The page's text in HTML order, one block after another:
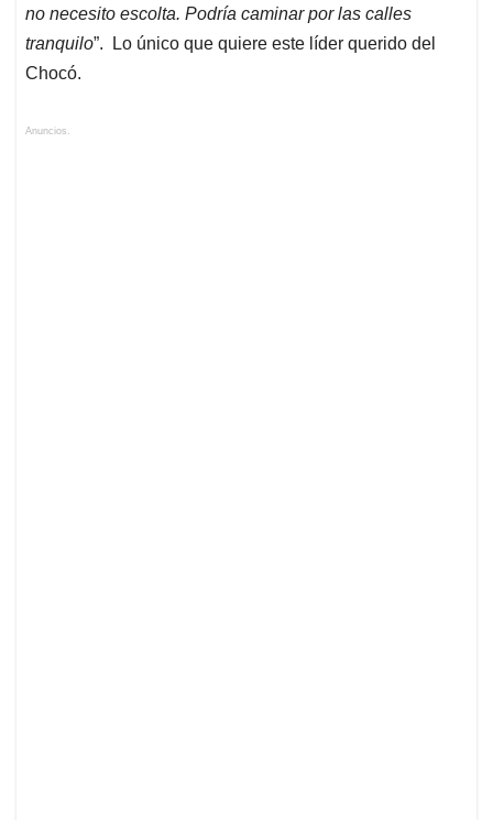
no necesito escolta. Podría caminar por las calles
tranquilo”. Lo único que quiere este líder querido del
Chocó.
Anuncios.